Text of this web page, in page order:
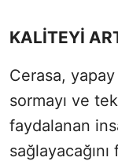
KALİTEYİ
Cerasa,
sormayı ve
faydalanan